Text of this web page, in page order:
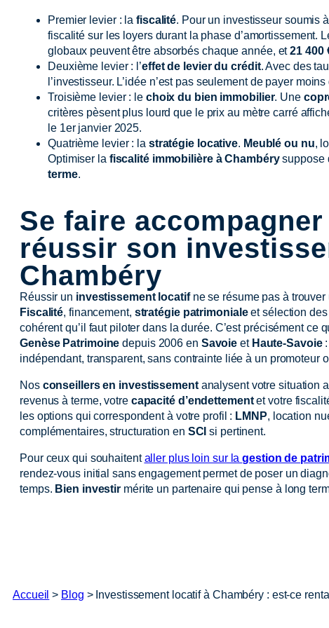
Premier levier : la fiscalité. Pour un investisseur soumis
fiscalité sur les loyers durant la phase d’amortissement.
globaux peuvent être absorbés chaque année, et21 400
Deuxième levier : l’effet de levier du crédit. Avec des
l’investisseur. L’idée n’est pas seulement de payer
Troisième levier : le choix du bien immobilier. Une
critères pèsent plus lourd que le prix au mètre carré
le 1er janvier 2025.
Quatrième levier : la stratégie locative. Meublé ou nu,
Optimiser la fiscalité immobilière à Chambérysuppose
terme.
Se faire
réussir son
Chambéry
Réussir un investissement locatifne se résume pas à trouver
Fiscalité, financement, stratégie patrimonialeet sélection
cohérent qu’il faut piloter dans la durée. C’est précisément ce
Genèse Patrimoine depuis 2006 en Savoie et Haute-Savoie:
indépendant, transparent, sans contrainte liée à un promoteur
Nos conseillers en investissementanalysent votre situation
revenus à terme, votre capacité d’endettementet votre
les options qui correspondent à votre profil : LMNP, location
complémentaires, structuration en SCI si pertinent.
Pour ceux qui souhaitentaller plus loin sur lagestion de
rendez-vous initial sans engagement permet de poser un
temps. Bien investir mérite un partenaire qui pense à long
Accueil > Blog > Investissement locatif à Chambéry : est-ce